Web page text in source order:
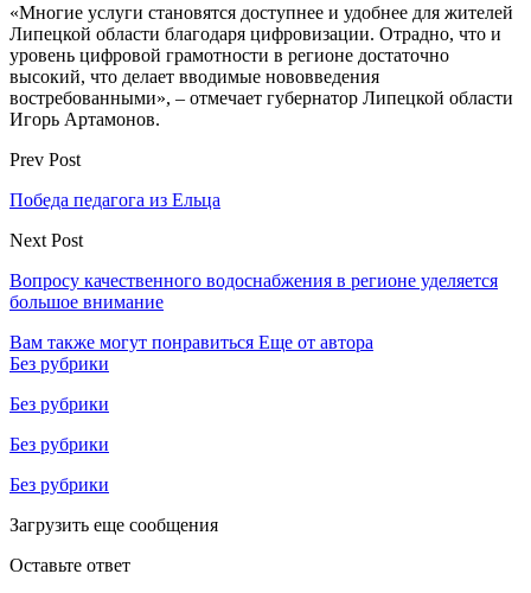
«Многие услуги становятся доступнее и удобнее для жителей
Липецкой области благодаря цифровизации. Отрадно, что и
уровень цифровой грамотности в регионе достаточно
высокий, что делает вводимые нововведения
востребованными», – отмечает губернатор Липецкой области
Игорь Артамонов.
Prev Post
Победа педагога из Ельца
Next Post
Вопросу качественного водоснабжения в регионе уделяется
большое внимание
Вам также могут понравиться Еще от автора
Без рубрики
Без рубрики
Без рубрики
Без рубрики
Загрузить еще сообщения
Оставьте ответ